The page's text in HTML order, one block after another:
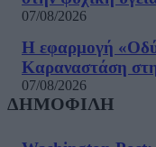
07/08/2026
Η εφαρμογή
Καραναστάση
07/08/2026
ΔΗΜΟΦΙΛΗ